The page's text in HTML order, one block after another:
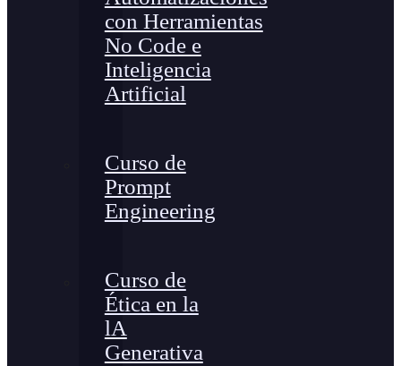
con Herramientas
No Code e
Inteligencia
Artificial
Curso de
Prompt
Engineering
Curso de
Ética en la
lA
Generativa